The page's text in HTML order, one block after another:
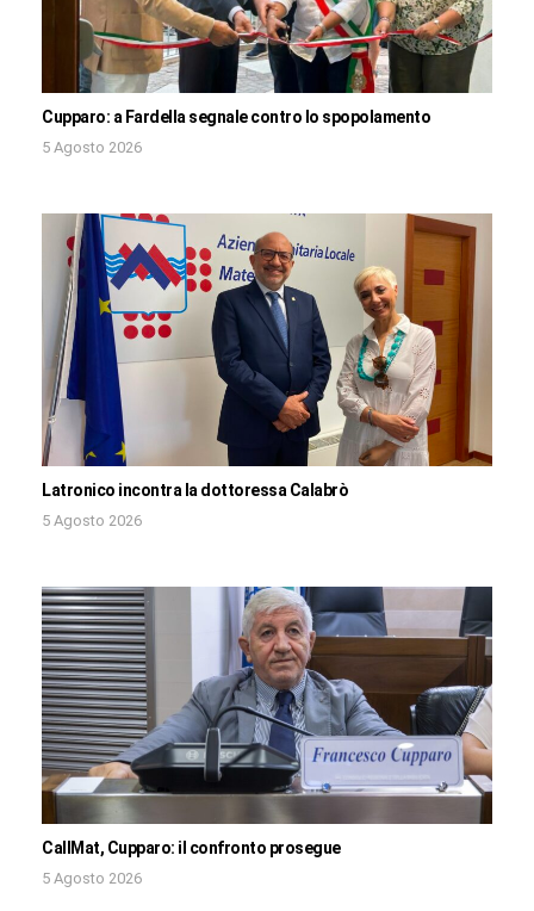
Cupparo: a Fardella segnale contro lo spopolamento
5 Agosto 2026
Latronico incontra la dottoressa Calabrò
5 Agosto 2026
CallMat, Cupparo: il confronto prosegue
5 Agosto 2026